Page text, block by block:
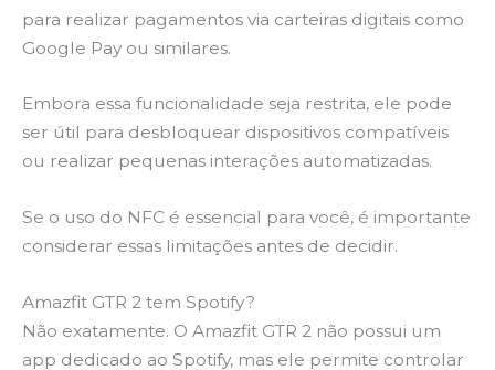
para realizar pagamentos via carteiras digitais como
Google Pay ou similares.
Embora essa funcionalidade seja restrita, ele pode
ser útil para desbloquear dispositivos compatíveis
ou realizar pequenas interações automatizadas.
Se o uso do NFC é essencial para você, é importante
considerar essas limitações antes de decidir.
Amazfit GTR 2 tem Spotify?
Não exatamente. O Amazfit GTR 2 não possui um
app dedicado ao Spotify, mas ele permite controlar